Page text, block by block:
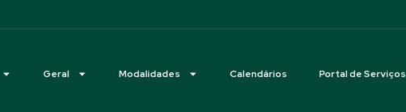
Geral Modalidades Calendários Portal de Serviços